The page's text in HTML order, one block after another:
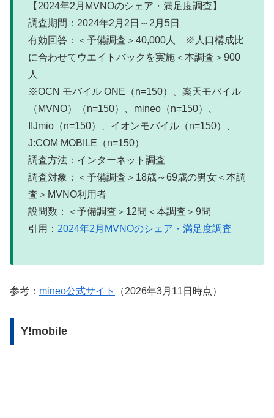
【2024年2月MVNOのシェア・満足度調査】
調査期間：2024年2月2日～2月5日
有効回答：＜予備調査＞40,000人 ※人口構成比
に合わせてウエイトバックを実施＜本調査＞900
人
※OCN モバイル ONE（n=150）、楽天モバイル
（MVNO）（n=150）、mineo（n=150）、
IIJmio（n=150）、イオンモバイル（n=150）、
J:COM MOBILE（n=150）
調査方法：インターネット調査
調査対象：＜予備調査＞18歳～69歳の男女＜本調
査＞MVNO利用者
設問数：＜予備調査＞12問＜本調査＞9問
引用： 2024年2月MVNOのシェア・満足度調査
参考： mineo公式サイト （2026年3月11日時点）
Y!mobile